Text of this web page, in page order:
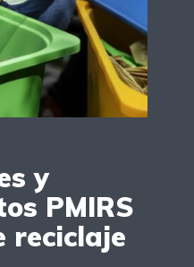
y
PMIRS
reciclaje